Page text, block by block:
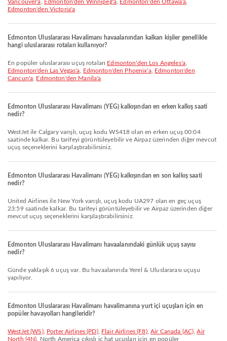
Vancouver'a
Edmonton'den Winnipeg'a Edmonton'den Ottawa'a
Edmonton'den Victoria'a
Edmonton Uluslararası Havalimanı havaalanından kalkan kişiler genellikle
hangi uluslararası rotaları kullanıyor?
En popüler uluslararası uçuş rotaları Edmonton'den Los Angeles'a,
Edmonton'den Las Vegas'a
Edmonton'den Phoenix'a, Edmonton'den
Cancun'a Edmonton'den Manila'a
Edmonton Uluslararası Havalimanı (YEG) kalkışından en erken kalkış saati
nedir?
WestJet ile Calgary varışlı, uçuş kodu WS418 olan en erken uçuş 00:04
saatinde kalkar. Bu tarifeyi görüntüleyebilir ve Airpaz üzerinden diğer mevcut
uçuş seçeneklerini karşılaştırabilirsiniz.
Edmonton Uluslararası Havalimanı (YEG) kalkışından en son kalkış saati
nedir?
United Airlines ile New York varışlı, uçuş kodu UA297 olan en geç uçuş
23:59 saatinde kalkar. Bu tarifeyi görüntüleyebilir ve Airpaz üzerinden diğer
mevcut uçuş seçeneklerini karşılaştırabilirsiniz.
Edmonton Uluslararası Havalimanı havaalanındaki günlük uçuş sayısı
nedir?
Günde yaklaşık 6 uçuş var. Bu havaalanında Yerel & Uluslararası uçuşu
yapılıyor.
Edmonton Uluslararası Havalimanı havalimanına yurt içi uçuşları için en
popüler havayolları hangileridir?
WestJet (WS), Porter Airlines (PD), Flair Airlines (F8),Air Canada (AC) ,Air
North (4N) , North America çıkışlı iç hat uçuşları için en popüler